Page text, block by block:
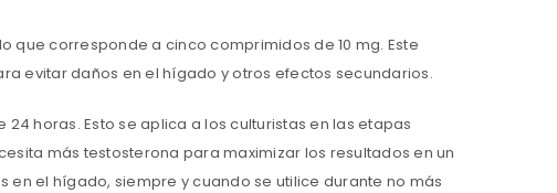
corresponde a cinco comprimidos de 10 mg. Este
evitar daños en el hígado y otros efectos secundarios.
horas. Esto se aplica a los culturistas en las etapas
más testosterona para maximizar los resultados en un
el hígado, siempre y cuando se utilice durante no más